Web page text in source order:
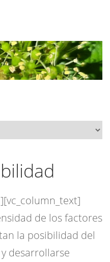
de los factores
la posibilidad del
desarrollarse